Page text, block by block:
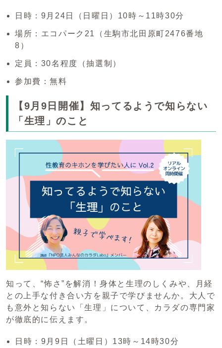
日時：9月24日（日曜日）10時～11時30分
場所：エコパーク21（生駒市北田原町2476番地
8）
定員：30名程度（抽選制）
参加費：無料
【9月9日開催】知ってるようで知らない
「生理」のこと
知って、“怖さ”を解消！身体と生理のしくみや、月経
との上手な付き合い方を親子で学びませんか。大人で
も意外と知らない「生理」について、カラダの専門家
が徹底的に伝えます。
日時：9月9日（土曜日）13時～14時30分